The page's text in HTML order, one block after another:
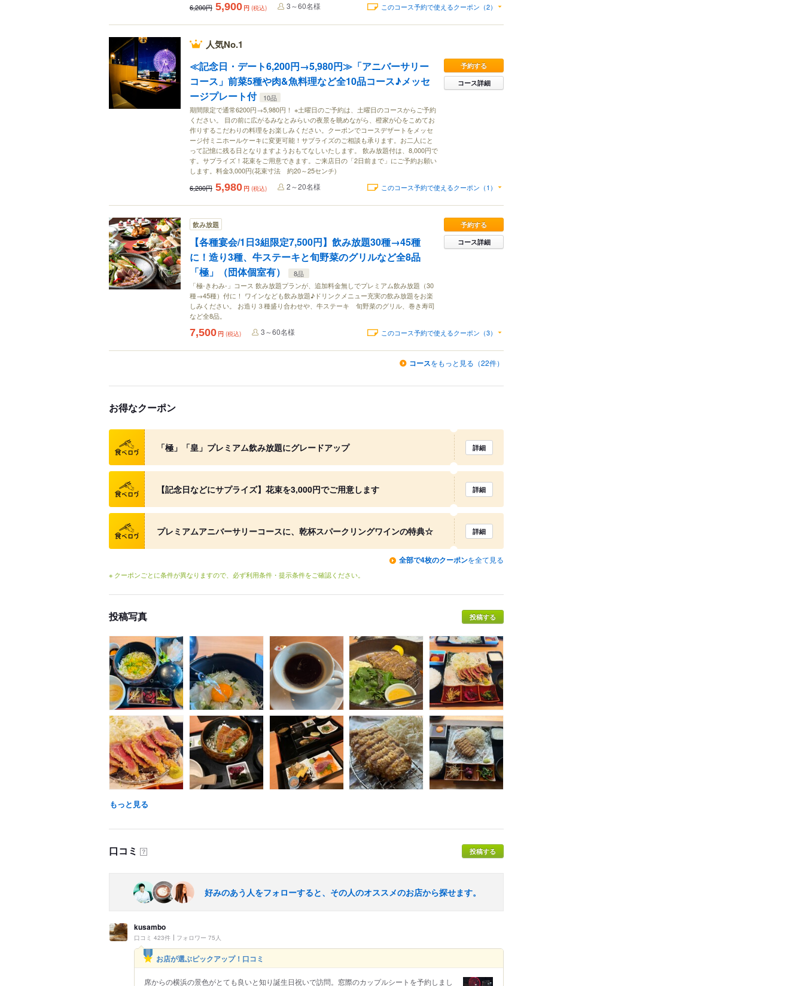
6,200円 5,900 円 (税込) 3～60名様 このコース予約で使えるクーポン（2）
人気No.1
≪記念日・デート6,200円→5,980円≫「アニバーサリー
コース」前菜5種や肉&魚料理など全10品コース♪メッセ
ージプレート付
10品
期間限定で通常6200円→5,980円！ ※土曜日のご予約は、土曜日のコースからご予約
ください。 目の前に広がるみなとみらいの夜景を眺めながら、橙家が心をこめてお
作りするこだわりの料理をお楽しみください。クーポンでコースデザートをメッセ
ージ付ミニホールケーキに変更可能！サプライズのご相談も承ります。お二人にと
って記憶に残る日となりますようおもてなしいたします。 飲み放題付は、8,000円で
す。サプライズ！花束をご用意できます。ご来店日の「2日前まで」にご予約お願い
します。料金3,000円(花束寸法 約20～25センチ)
予約する
コース詳細
6,200円 5,980 円 (税込) 2～20名様 このコース予約で使えるクーポン（1）
飲み放題
【各種宴会/1日3組限定7,500円】飲み放題30種→45種
に！造り3種、牛ステーキと旬野菜のグリルなど全8品
「極」（団体個室有）
8品
「極-きわみ-」コース 飲み放題プランが、追加料金無しでプレミアム飲み放題（30
種→45種）付に！ ワインなども飲み放題♪ドリンクメニュー充実の飲み放題をお楽
しみください。 お造り３種盛り合わせや、牛ステーキ 旬野菜のグリル、巻き寿司
など全8品。
予約する
コース詳細
7,500 円 (税込) 3～60名様 このコース予約で使えるクーポン（3）
コースをもっと見る（22件）
お得なクーポン
クーポン
「極」「皇」プレミアム飲み放題にグレードアップ 詳細
クーポン
【記念日などにサプライズ】花束を3,000円でご用意します 詳細
クーポン
プレミアムアニバーサリーコースに、乾杯スパークリングワインの特典☆ 詳細
全部で4枚のクーポンを全て見る
※ クーポンごとに条件が異なりますので、必ず利用条件・提示条件をご確認ください。
投稿写真 投稿する
もっと見る
口コミ ？ 投稿する
好みのあう人をフォローすると、その人のオススメのお店から探せます。
kusambo
口コミ 423件 フォロワー 75人
お店が選ぶピックアップ！口コミ
席からの横浜の景色がとても良いと知り誕生日祝いで訪問。窓際のカップルシートを予約しまし